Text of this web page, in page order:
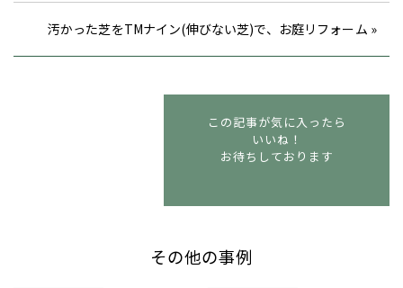
汚かった芝をTMナイン(伸びない芝)で、お庭リフォーム »
この記事が気に入ったら
いいね！
お待ちしております
その他の事例